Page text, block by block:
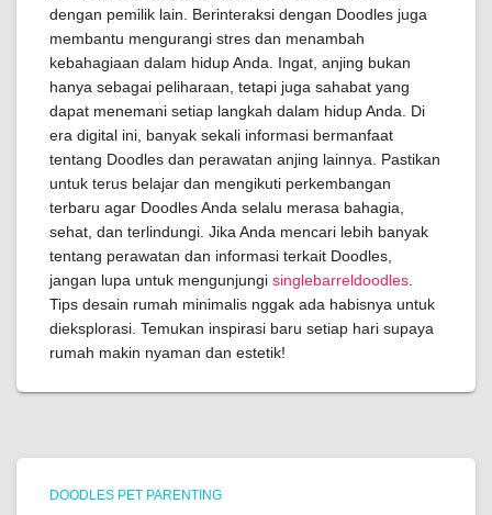
dengan pemilik lain. Berinteraksi dengan Doodles juga
membantu mengurangi stres dan menambah
kebahagiaan dalam hidup Anda. Ingat, anjing bukan
hanya sebagai peliharaan, tetapi juga sahabat yang
dapat menemani setiap langkah dalam hidup Anda. Di
era digital ini, banyak sekali informasi bermanfaat
tentang Doodles dan perawatan anjing lainnya. Pastikan
untuk terus belajar dan mengikuti perkembangan
terbaru agar Doodles Anda selalu merasa bahagia,
sehat, dan terlindungi. Jika Anda mencari lebih banyak
tentang perawatan dan informasi terkait Doodles,
jangan lupa untuk mengunjungi singlebarreldoodles
Tips desain rumah minimalis nggak ada habisnya untuk
dieksplorasi. Temukan inspirasi baru setiap hari supaya
rumah makin nyaman dan estetik!
DOODLES PET PARENTING